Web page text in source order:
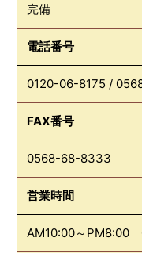
完備
電話番号
0120-06-8175 /
FAX番号
0568-68-8333
営業時間
AM10:00～PM8:00